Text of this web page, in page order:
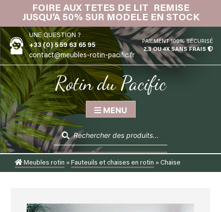
content
FOIRE AUX TETES DE LIT REMISE
JUSQU’A 50% SUR MODELE EN STOCK
UNE QUESTION ?
+33 (0) 5 59 63 65 95
contact@meubles-rotin-pacific.fr
PAIEMENT 100% SÉCURISÉ
2,3 OU 4X SANS FRAIS
Rotin du Pacific
MENU
Recherche
de
produits
Meubles rotin » Fauteuils et chaises en rotin » Chaise